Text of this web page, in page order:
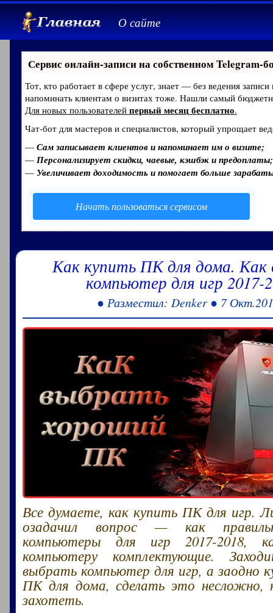
О сайте
Сервис онлайн-записи на собственном Telegram-
Тот, кто работает в сфере услуг, знает — без ведения
напоминать клиентам о визитах тоже. Нашли самый
Для новых пользователей первый месяц бесплатно.
Чат-бот для мастеров и специалистов, который упрощает
— Сам записывает клиентов и напоминает им о визите;
— Персонализирует скидки, чаевые, кэшбэк и предоплаты;
— Увеличивает доходимость и помогает больше
Начать пользоваться сервисом
Как купить ПК для дома.
компьютер для игр 2017-
● Разместил: Denker ● 7
Все думаете, как купить ПК для игр.
озадачил вопрос — как
компьютеры для игр 2017-2018,
компьютеру комплектующие.
выбрать компьютер для игр, а заодно
ПК для дома, сделать это
захотеть.